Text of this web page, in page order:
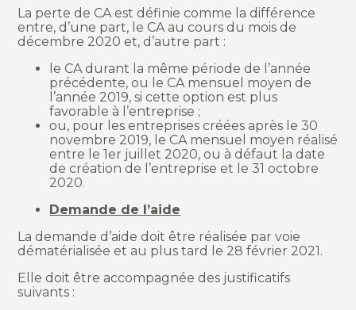
La perte de CA est définie comme la différence
entre, d’une part, le CA au cours du mois de
décembre 2020 et, d’autre part :
le CA durant la même période de l’année
précédente, ou le CA mensuel moyen de
l’année 2019, si cette option est plus
favorable à l’entreprise ;
ou, pour les entreprises créées après le 30
novembre 2019, le CA mensuel moyen réalisé
entre le 1er juillet 2020, ou à défaut la date
de création de l’entreprise et le 31 octobre
2020.
Demande de l’aide
La demande d’aide doit être réalisée par voie
dématérialisée et au plus tard le 28 février 2021.
Elle doit être accompagnée des justificatifs
suivants :